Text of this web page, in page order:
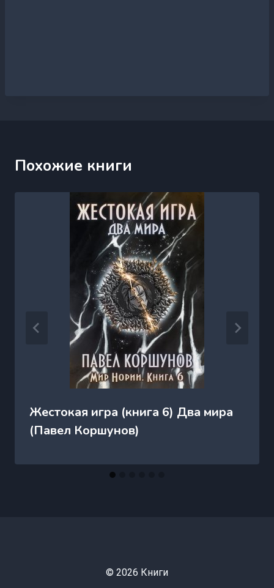
Похожие книги
Жестокая игра (книга 6) Два мира
(Павел Коршунов)
© 2026 Книги